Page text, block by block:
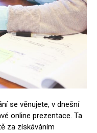
se věnujete, v dnešní
online prezentace. Ta
za získáváním